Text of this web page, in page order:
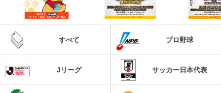
すべて プロ野球
Jリーグ サッカー日本代表